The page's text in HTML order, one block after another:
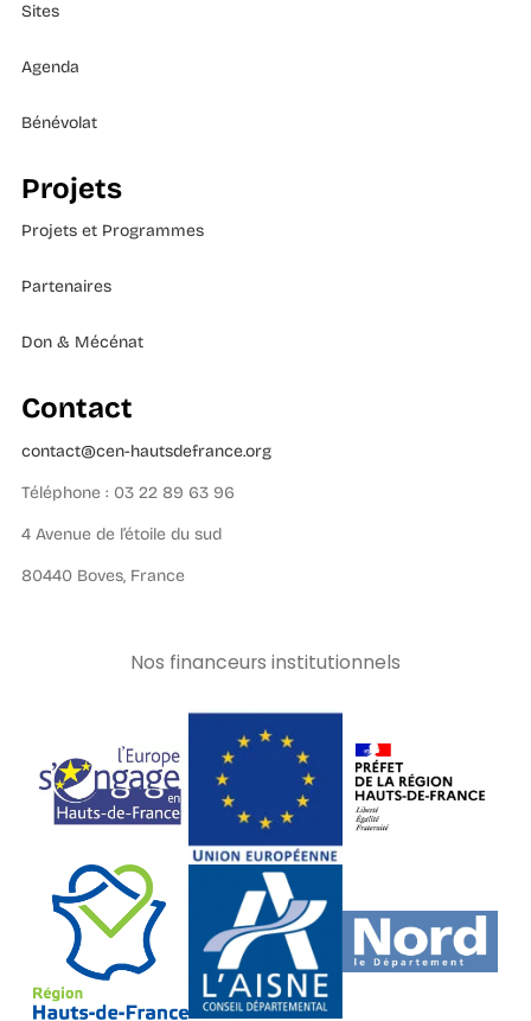
Sites
Agenda
Bénévolat
Projets
Projets et Programmes
Partenaires
Don & Mécénat
Contact
contact@cen-hautsdefrance.org
Téléphone : 03 22 89 63 96
4 Avenue de l’étoile du sud
80440 Boves, France
Nos financeurs institutionnels